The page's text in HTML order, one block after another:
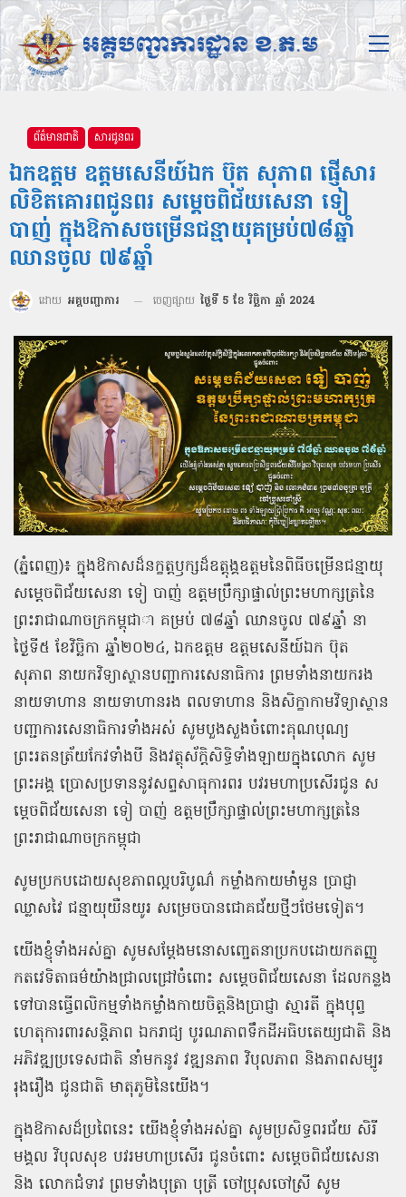
ព័ត៌មានជាតិ សារជូនពរ
ឯកឧត្ដម ឧត្ដមសេនីយ៍ឯក ប៊ុត សុភាព ផ្ញើសារ
លិខិតគោរពជូនពរ សម្តេចពិជ័យសេនា ទៀ
បាញ់ ក្នុងឱកាសចម្រើនជន្មាយុគម្រប់៧៨ឆ្នាំ
ឈានចូល ៧៩ឆ្នាំ
ដោយ អគ្គបញ្ជាការ ចេញផ្សាយ ថ្ងៃទី 5 ខែ វិច្ឆិកា ឆ្នាំ 2024
(ភ្នំពេញ)៖ ក្នុងឱកាសដ៏នក្ខត្តឫក្សដ៏ឧត្ដុង្គឧត្ដមនៃពិធីចម្រើនជន្មាយុ
សម្តេចពិជ័យសេនា ទៀ បាញ់ ឧត្តមប្រឹក្សាផ្ទាល់ព្រះមហាក្សត្រនៃ
ព្រះរាជាណាចក្រកម្ពុជាា គម្រប់ ៧៨ឆ្នាំ ឈានចូល ៧៩ឆ្នាំ នា
ថ្ងៃទី៥ ខែវិច្ឆិកា ឆ្នាំ២០២៤, ឯកឧត្ដម ឧត្ដមសេនីយ៍ឯក ប៊ុត
សុភាព នាយកវិទ្យាស្ថានបញ្ជាការសេនាធិការ ព្រមទាំងនាយករង
នាយទាហាន នាយទាហានរង ពលទាហាន និងសិក្ខាកាមវិទ្យាស្ថាន
បញ្ជាការសេនាធិការទាំងអស់ សូមបួងសួងចំពោះគុណបុណ្យ
ព្រះរតនត្រ័យកែវទាំងបី និងវត្ថុស័ក្តិសិទ្ធិទាំងឡាយក្នុងលោក សូម
ព្រះអង្គ ប្រោសប្រទាននូវសព្ទសាធុការពរ បវរមហាប្រសើរជូន ស
ម្តេចពិជ័យសេនា ទៀ បាញ់ ឧត្តមប្រឹក្សាផ្ទាល់ព្រះមហាក្សត្រនៃ
ព្រះរាជាណាចក្រកម្ពុជា
សូមប្រកបដោយសុខភាពល្អបរិបូណ៌ កម្លាំងកាយមាំមួន ប្រាជ្ញា
ឈ្លាសវៃ ជន្មាយុយឺនយូរ សម្រេចបានជោគជ័យថ្មីៗថែមទៀត។
យើងខ្ញុំទាំងអស់គ្នា សូមសម្តែងមនោសញ្ចេតនាប្រកបដោយកតញ្ញូ
កតវេទិតាធម៌យ៉ាងជ្រាលជ្រៅចំពោះ សម្តេចពិជ័យសេនា ដែលកន្លង
ទៅបានធ្វើពលិកម្មទាំងកម្លាំងកាយចិត្តនិងប្រាជ្ញា ស្មារតី ក្នុងបុព្វ
ហេតុការពារសន្តិភាព ឯករាជ្យ បូរណភាពទឹកដីអធិបតេយ្យជាតិ និង
អភិវឌ្ឍប្រទេសជាតិ នាំមកនូវ វឌ្ឍនភាព វិបុលភាព និងភាពសម្បូរ
រុងរឿង ជូនជាតិ មាតុភូមិនៃយើង។
ក្នុងឱកាសដ៏ប្រពៃនេះ យើងខ្ញុំទាំងអស់គ្នា សូមប្រសិទ្ធពរជ័យ សិរី
មង្គល វិបុលសុខ បវរមហាប្រសើរ ជូនចំពោះ សម្តេចពិជ័យសេនា
និង លោកជំទាវ ព្រមទាំងបុត្រា បុត្រី ចៅប្រុសចៅស្រី សូម